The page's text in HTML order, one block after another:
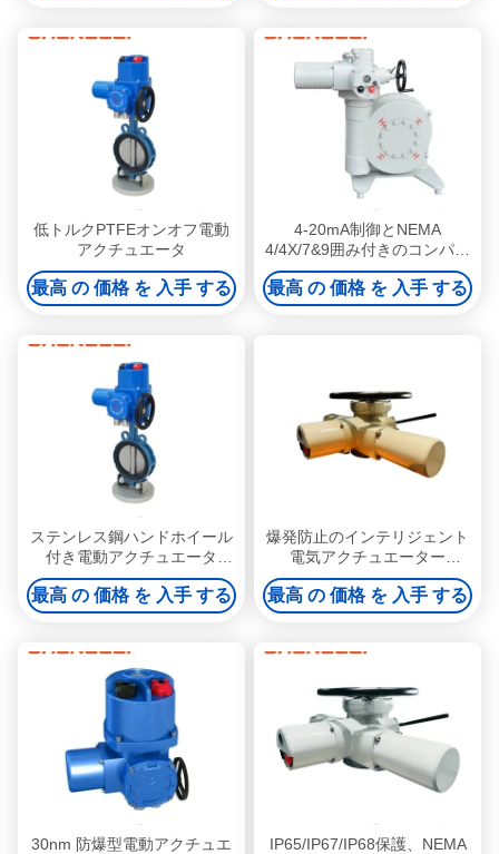
低トルクPTFEオンオフ電動
アクチュエータ
最高 の 価格 を 入手 する
4-20mA制御とNEMA
4/4X/7&9囲み付きのコンパク
トハイフォース電気アクチュ
エータ
最高 の 価格 を 入手 する
ステンレス鋼ハンドホイール
付き電動アクチュエータ
ISO5210フランジ接続 4-
20mA制御 バルブおよびダン
パー用
最高 の 価格 を 入手 する
爆発防止のインテリジェント
電気アクチュエーター
2500NM 多回転電気アクチュ
エーター
最高 の 価格 を 入手 する
30nm 防爆型電動アクチュエ
IP65/IP67/IP68保護、NEMA